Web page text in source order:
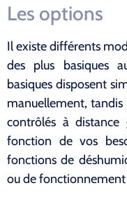
Les options
Il existe différents
des plus basiques
basiques disposent
manuellement,
contrôlés à
fonction de vos
fonctions de
ou de